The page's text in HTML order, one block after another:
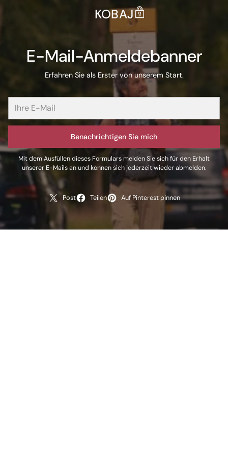
KOBAJ
E-Mail-Anmeldebanner
Erfahren Sie als Erster von unserem Start.
Benachrichtigen Sie mich
Mit dem Ausfüllen dieses Formulars melden Sie sich für den Erhalt
unserer E-Mails an und können sich jederzeit wieder abmelden.
Post Teilen Auf Pinterest pinnen